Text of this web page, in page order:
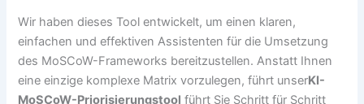
Wir haben dieses Tool entwickelt, um einen klaren,
einfachen und effektiven Assistenten für die Umsetzung
des MoSCoW-Frameworks bereitzustellen. Anstatt Ihnen
eine einzige komplexe Matrix vorzulegen, führt unserKI-
MoSCoW-Priorisierungstool führt Sie Schritt für Schritt